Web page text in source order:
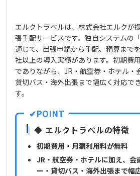
エルクトラベルは、株式会社エルクが
張手配サービスです。独自システムの
通じて、出張申請から手配、精算まで
社以上の導入実績があります。初期費
でありながら、JR・航空券・ホテル・
貸切バス・海外出張まで幅広く対応で
す。
◆ エルクトラベルの特徴
初期費用・月額利用料が無料
JR・航空券・ホテルに加え、会
ー・貸切バス・海外出張まで幅